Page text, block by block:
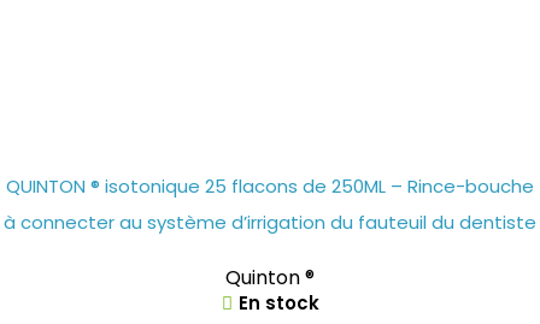
QUINTON ® isotonique 25 flacons de 250ML – Rince-bouche
à connecter au système d’irrigation du fauteuil du dentiste
Quinton ®
En stock